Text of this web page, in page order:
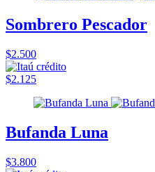
Sombrero Pescador
$2.500
$2.125
Bufanda Luna
$3.800